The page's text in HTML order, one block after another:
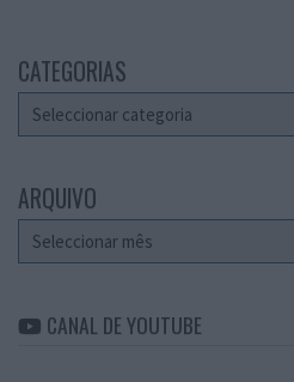
CATEGORIAS
Categorias
ARQUIVO
Arquivo
CANAL DE YOUTUBE